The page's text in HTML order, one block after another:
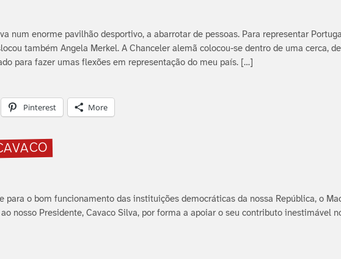
num enorme pavilhão desportivo, a abarrotar de pessoas. Para representar
também Angela Merkel. A Chanceler alemã colocou-se dentro de uma cerca,
para fazer umas flexões em representação do meu paí­s. […]
Pinterest More
para o bom funcionamento das instituições democráticas da nossa República, o
nosso Presidente, Cavaco Silva, por forma a apoiar o seu contributo inestimável